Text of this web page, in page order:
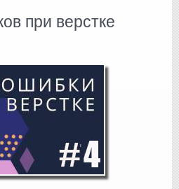
при верстке